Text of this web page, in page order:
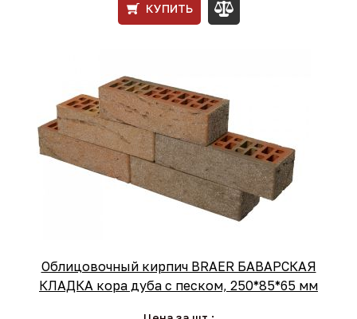
КУПИТЬ
Облицовочный кирпич BRAER БАВАРСКАЯ
КЛАДКА кора дуба с песком, 250*85*65 мм